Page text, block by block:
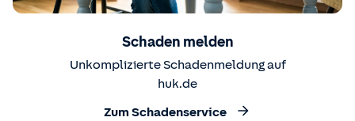
Schaden melden
Unkomplizierte Schadenmeldung auf
huk.de
Zum Schadenservice